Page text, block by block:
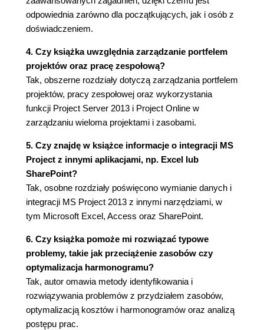
Typy kalendarzy (92)
Rozdział 4. Zarządzanie zakresem projektu - praca
z zadaniami (95)
Definiowanie zakresu projektu - wprowadzanie
zadań (96)
Budowanie WBS - planowanie "od góry do dołu"
oraz "z dołu do góry" (97)
Planowanie automatyczne i planowanie ręczne
Definiowanie faz projektu (główne węzły WBS) -
zadania sumaryczne (100)
Wprowadzanie zadań sumarycznych (100)
Wyświetlanie zadań sumarycznych i
konspektu projektu (102)
Zadania typu "punkt kontrolny" (105)
Zadania zwykłe (107)
Czasy trwania zadań (108)
Szacowanie czasów trwania (111)
Dodawanie kolejnych zadań (114)
Usuwanie niechcianych zadań (117)
Zmienianie zdefiniowanych zadań (119)
Dzielenie zadań (120)
odpowiednia zarówno dla początkujących, jak i osób z
doświadczeniem.
4. Czy książka uwzględnia zarządzanie portfelem
projektów oraz pracę zespołową?
Tak, obszerne rozdziały dotyczą zarządzania portfelem
projektów, pracy zespołowej oraz wykorzystania
funkcji Project Server 2013 i Project Online w
zarządzaniu wieloma projektami i zasobami.
5. Czy znajdę w książce informacje o integracji MS
Project z innymi aplikacjami, np. Excel lub
SharePoint?
Tak, osobne rozdziały poświęcono wymianie danych i
integracji MS Project 2013 z innymi narzędziami, w
tym Microsoft Excel, Access oraz SharePoint.
6. Czy książka pomoże mi rozwiązać typowe
problemy, takie jak przeciążenie zasobów czy
optymalizacja harmonogramu?
Tak, autor omawia metody identyfikowania i
rozwiązywania problemów z przydziałem zasobów,
optymalizacją kosztów i harmonogramów oraz analizą
postępu prac.